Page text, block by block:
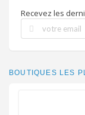
Recevez les
BOUTIQUES LES